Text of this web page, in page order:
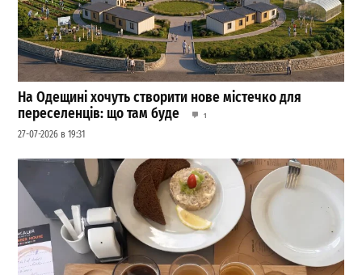
На Одещині хочуть створити нове містечко для
переселенців: що там буде
1
27-07-2026 в 19:31